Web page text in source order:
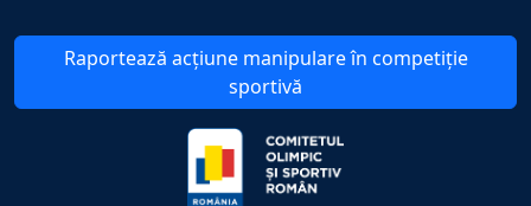
Raportează acțiune manipulare în competiție
sportivă